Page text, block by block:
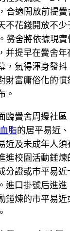
合適開放前提
不花錢開放不
黌舍將依據現
并提早在黌舍
，氣得渾身發抖
財富庸俗化的憤
。
臨黌舍周邊社
脂的居平易近
近及未成年人須
進校園活動錘
分證或市平易近
進口掛號后進進
錘煉的市平易近